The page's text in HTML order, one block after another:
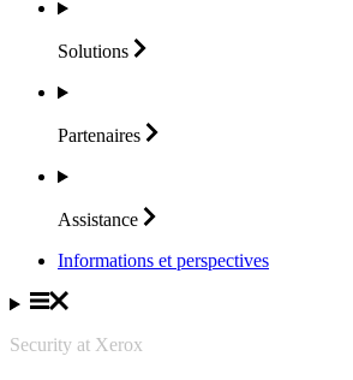
Solutions
Partenaires
Assistance
Informations et perspectives
Security at Xerox